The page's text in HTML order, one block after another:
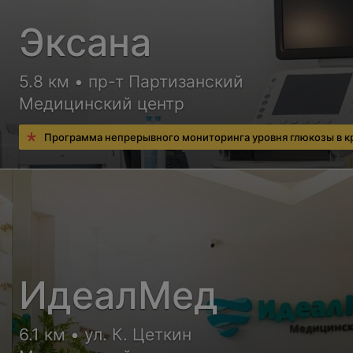
Эксана
5.8 км • пр-т Партизанский
Медицинский центр
Программа непрерывного мониторинга уровня глюкозы в
ИдеалМед
6.1 км • ул. К. Цеткин